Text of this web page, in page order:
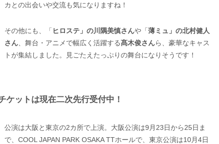
カとの出会いや交流も気になりますね！
その他にも、「 ヒロステ」の川隅美慎さんや「 薄ミュ」の北村健人
さん、舞台・アニメで幅広く活躍する髙木俊さんら、豪華なキャス
トが集結しました。見ごたえたっぷりの舞台になりそうです！
ケットは現在二次先行受付中！
公演は大阪と東京の2カ所で上演。大阪公演は9月23日から25日ま
で、COOL JAPAN PARK OSAKA TTホールで、東京公演は10月4日